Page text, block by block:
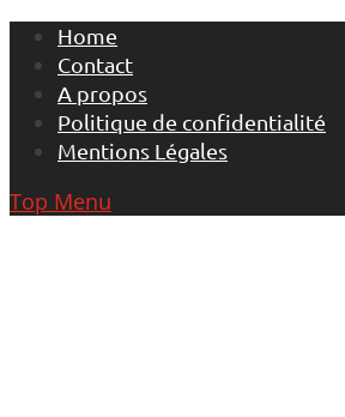
Skip
content
Home
Contact
A propos
Politique de confidentialité
Mentions Légales
Top Menu